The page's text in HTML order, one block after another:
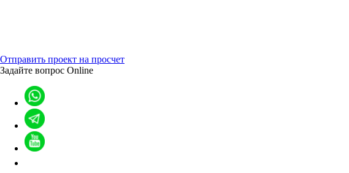
Отправить проект на просчет
Задайте вопрос Online